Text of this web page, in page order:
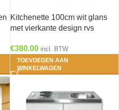
Kitchenette 100cm wit glans
met vierkante design rvs
€380.00 incl. BTW
TOEVOEGEN AAN
WINKELWAGEN